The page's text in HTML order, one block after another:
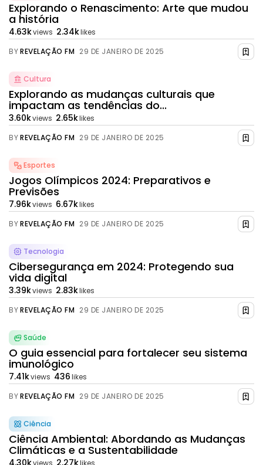
Explorando o Renascimento: Arte que mudou
a história
4.63kviews 2.34klikes
BYREVELAÇÃO FM 29 DE JANEIRO DE 2025
Cultura
Explorando as mudanças culturais que
impactam as tendências do...
3.60kviews 2.65klikes
BYREVELAÇÃO FM 29 DE JANEIRO DE 2025
Esportes
Jogos Olímpicos 2024: Preparativos e
Previsões
7.96kviews 6.67klikes
BYREVELAÇÃO FM 29 DE JANEIRO DE 2025
Tecnologia
Cibersegurança em 2024: Protegendo sua
vida digital
3.39kviews 2.83klikes
BYREVELAÇÃO FM 29 DE JANEIRO DE 2025
Saúde
O guia essencial para fortalecer seu sistema
imunológico
7.41kviews 436likes
BYREVELAÇÃO FM 29 DE JANEIRO DE 2025
Ciência
Ciência Ambiental: Abordando as Mudanças
Climáticas e a Sustentabilidade
views
likes